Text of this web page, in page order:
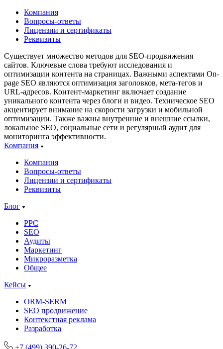
Компания
Вопросы-ответы
Лицензии и сертификаты
Реквизиты
Существует множество методов для SEO-продвижения
сайтов. Ключевые слова требуют исследования и
оптимизации контента на страницах. Важными аспектами On-
page SEO являются оптимизация заголовков, мета-тегов и
URL-адресов. Контент-маркетинг включает создание
уникального контента через блоги и видео. Техническое SEO
акцентирует внимание на скорости загрузки и мобильной
оптимизации. Также важны внутренние и внешние ссылки,
локальное SEO, социальные сети и регулярный аудит для
мониторинга эффективности.
Компания
Компания
Вопросы-ответы
Лицензии и сертификаты
Реквизиты
Блог
PPC
SEO
Аудиты
Маркетинг
Микроразметка
Общее
Кейсы
ORM-SERM
SEO продвижение
Контекстная реклама
Разработка
+7 (499) 390-26-72